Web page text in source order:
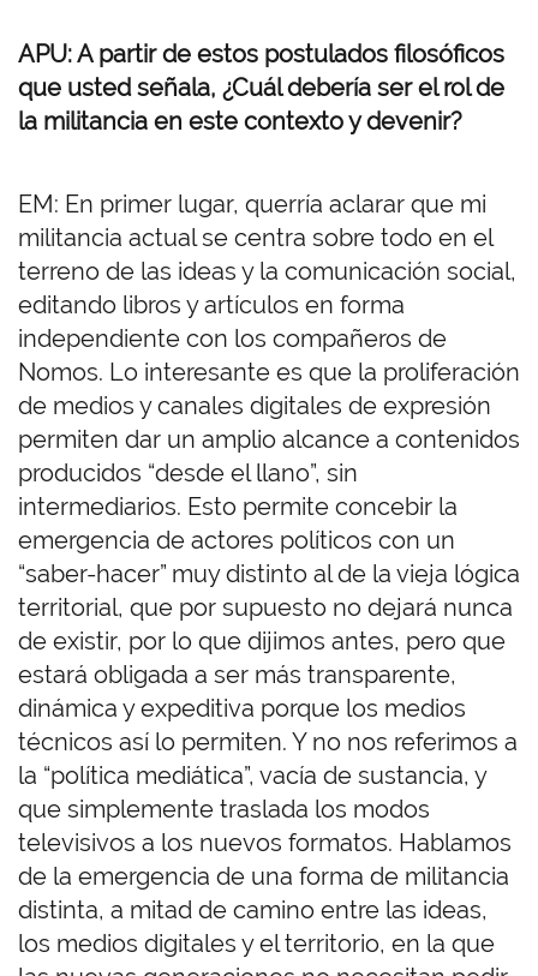
APU: A partir de estos postulados filosóficos
que usted señala, ¿Cuál debería ser el rol de
la militancia en este contexto y devenir?
EM: En primer lugar, querría aclarar que mi
militancia actual se centra sobre todo en el
terreno de las ideas y la comunicación social,
editando libros y artículos en forma
independiente con los compañeros de
Nomos. Lo interesante es que la proliferación
de medios y canales digitales de expresión
permiten dar un amplio alcance a contenidos
producidos “desde el llano”, sin
intermediarios. Esto permite concebir la
emergencia de actores políticos con un
“saber-hacer” muy distinto al de la vieja lógica
territorial, que por supuesto no dejará nunca
de existir, por lo que dijimos antes, pero que
estará obligada a ser más transparente,
dinámica y expeditiva porque los medios
técnicos así lo permiten. Y no nos referimos a
la “política mediática”, vacía de sustancia, y
que simplemente traslada los modos
televisivos a los nuevos formatos. Hablamos
de la emergencia de una forma de militancia
distinta, a mitad de camino entre las ideas,
los medios digitales y el territorio, en la que